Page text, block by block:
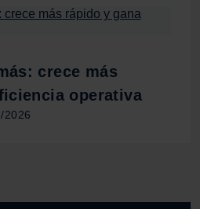
crece más
operativa
2026